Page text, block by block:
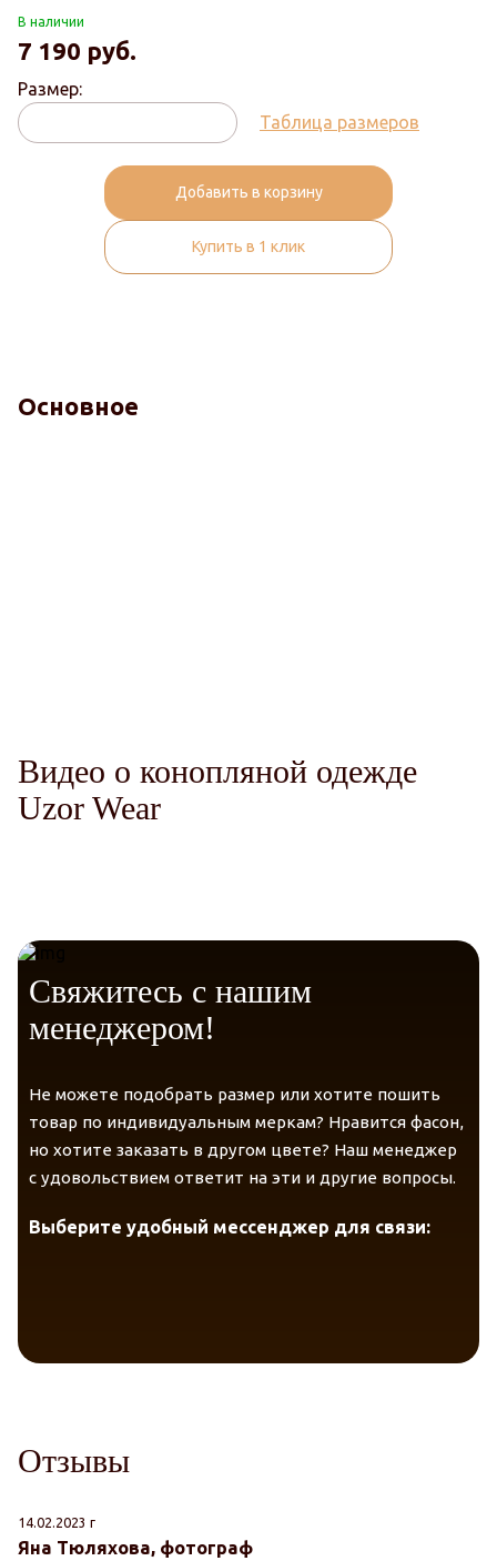
В наличии
7 190 руб.
Размер:
Таблица размеров
Добавить в корзину
Купить в 1 клик
Основное
Гипоаллергенность
Telegram VK Messenger
Messenger
Max
Видео о конопляной одежде
Uzor Wear
Свяжитесь с нашим
менеджером!
Не можете подобрать размер или хотите пошить
товар по индивидуальным меркам? Нравится фасон,
но хотите заказать в другом цвете? Наш менеджер
с удовольствием ответит на эти и другие вопросы.
Выберите удобный мессенджер для связи:
Отзывы
14.02.2023 г
Яна Тюляхова, фотограф